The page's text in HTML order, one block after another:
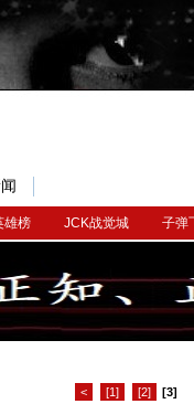
雄榜 JCK战觉城 子弹
< [1] [2] [3]